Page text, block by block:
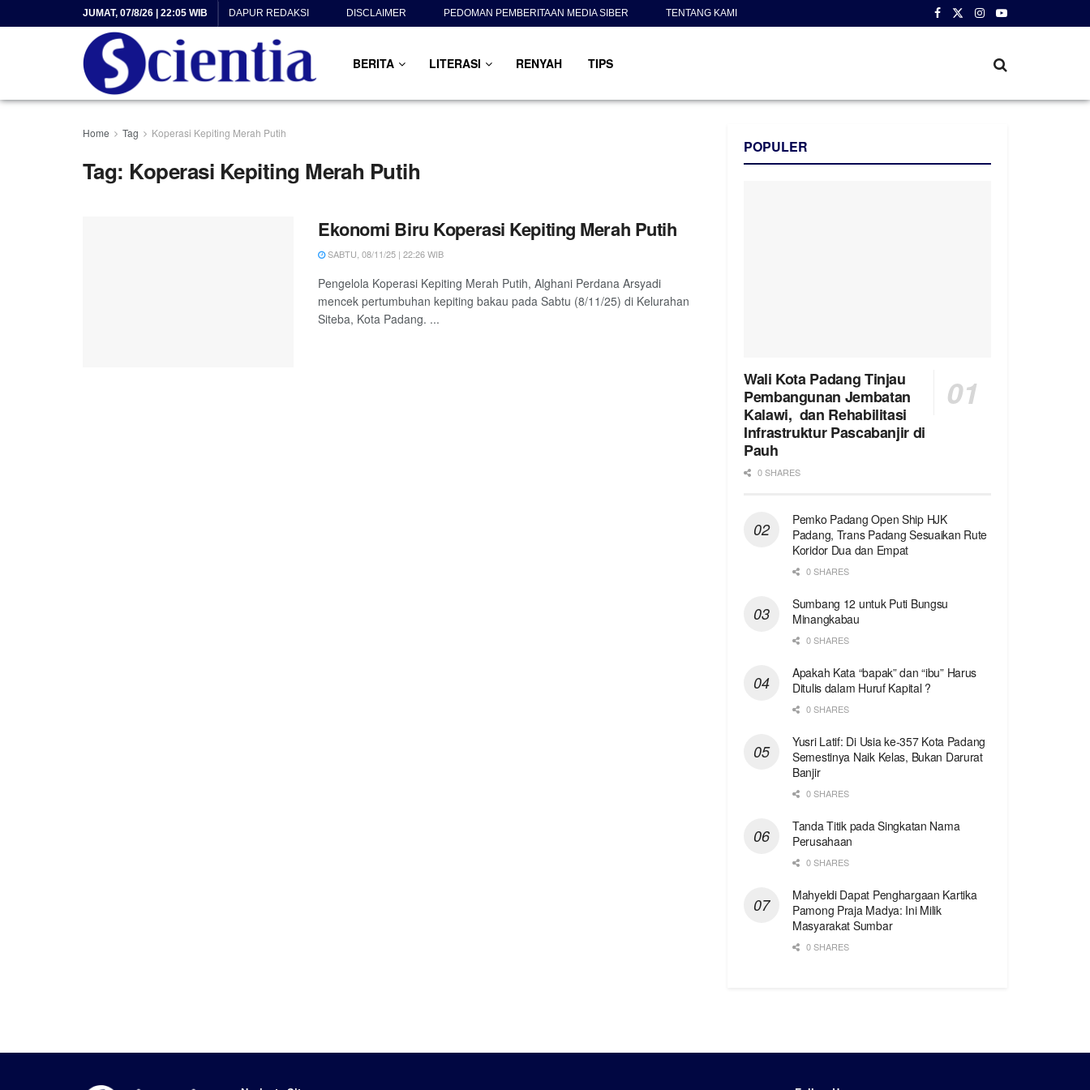
JUMAT, 07/8/26 | 22:05 WIB DAPUR REDAKSI DISCLAIMER PEDOMAN PEMBERITAAN MEDIA SIBER TENTANG KAMI
BERITA LITERASI RENYAH TIPS
Home Tag Koperasi Kepiting Merah Putih
Tag: Koperasi Kepiting Merah Putih
Ekonomi Biru Koperasi Kepiting Merah Putih
SABTU, 08/11/25 | 22:26 WIB
Pengelola Koperasi Kepiting Merah Putih, Alghani Perdana Arsyadi
mencek pertumbuhan kepiting bakau pada Sabtu (8/11/25) di Kelurahan
Siteba, Kota Padang. ...
POPULER
Wali Kota Padang Tinjau
Pembangunan Jembatan
Kalawi, dan Rehabilitasi
Infrastruktur Pascabanjir di
Pauh
0 SHARES
Pemko Padang Open Ship HJK
Padang, Trans Padang Sesuaikan Rute
Koridor Dua dan Empat
0 SHARES
Sumbang 12 untuk Puti Bungsu
Minangkabau
0 SHARES
Apakah Kata “bapak” dan “ibu” Harus
Ditulis dalam Huruf Kapital ?
0 SHARES
Yusri Latif: Di Usia ke-357 Kota Padang
Semestinya Naik Kelas, Bukan Darurat
Banjir
0 SHARES
Tanda Titik pada Singkatan Nama
Perusahaan
0 SHARES
Mahyeldi Dapat Penghargaan Kartika
Pamong Praja Madya: Ini Milik
Masyarakat Sumbar
0 SHARES